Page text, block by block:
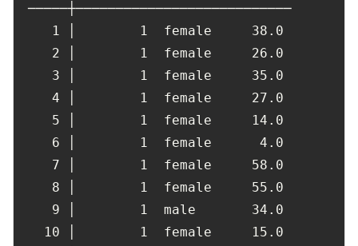
─────┼───────────────────────────
1
1
  female
38.0
2
1
  female
26.0
3
1
  female
35.0
4
1
  female
27.0
5
1
  female
14.0
6
1
  female
4.0
7
1
  female
58.0
8
1
  female
55.0
9
1
  male
34.0
10
1
  female
15.0